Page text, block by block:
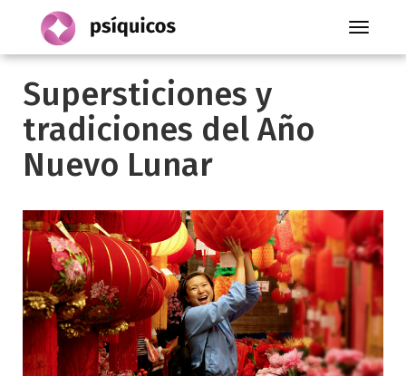
Toggle
Supersticiones y
tradiciones del Año
Nuevo Lunar